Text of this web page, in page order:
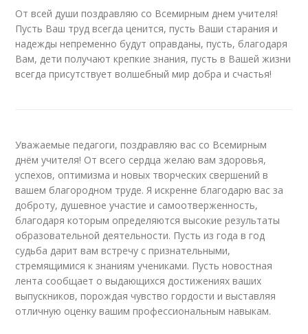
От всей души поздравляю со Всемирным днем учителя!
Пусть Ваш труд всегда ценится, пусть Ваши старания и
надежды непременно будут оправданы, пусть, благодаря
Вам, дети получают крепкие знания, пусть в Вашей жизни
всегда присутствует волшебный мир добра и счастья!
Уважаемые педагоги, поздравляю вас со Всемирным
днём учителя! От всего сердца желаю вам здоровья,
успехов, оптимизма и новых творческих свершений в
вашем благородном труде. Я искренне благодарю вас за
доброту, душевное участие и самоотверженность,
благодаря которым определяются высокие результаты
образовательной деятельности. Пусть из года в год
судьба дарит вам встречу с признательными,
стремящимися к знаниям учениками. Пусть новостная
лента сообщает о выдающихся достижениях ваших
выпускников, порождая чувство гордости и выставляя
отличную оценку вашим профессиональным навыкам.